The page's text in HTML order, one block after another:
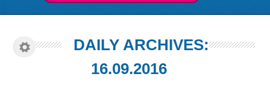
DAILY ARCHIVES:
16.09.2016